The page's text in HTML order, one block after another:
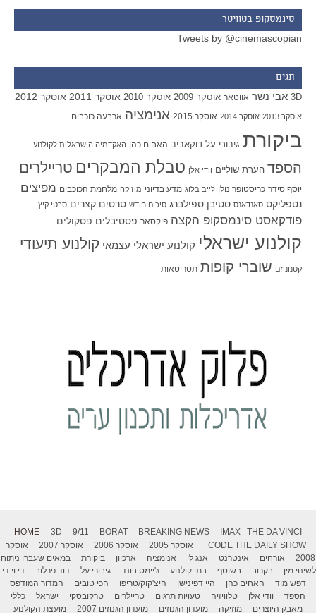
סינמסקופ בטוויטר
Tweets by @cinemascopian
תגים
3D אבי נשר אווטאר אוסקר 2009 אוסקר 2010 אוסקר 2011 אוסקר 2012
אוסקר 2013 אוסקר 2014 אוסקר 2015 אנימציה ארבעה כוכבים
ביקורת גיבורי על דוקאביב האחים כהן האקדמיה הישראלית לקולנוע
הספד הערת שוליים וודי אלן טבלת המבקרים טריילרים
יוסף סידר כריסטופר נולן לייב בלוג מדע בדיוני מוזיקה מלחמת הכוכבים מפיצים
נטפליקס סאנדאנס סטיבן ספילברג סיכום חודש סרטים קצרים סרטי קיץ
פודקאסט סינמסקופ הקצה פיקסאר פסטיבלים פסקולים
קולנוע ישראלי קולנוע ישראלי עצמאי קולנוע תיעודי
קטנוניזם שוברי קופות תסריטאות
HOME 3D 9/11 BORAT BREAKING NEWS IMAX
THE DA VINCI
CODE THE DAILY SHOW אוסקר 2005 אוסקר 2006 אוסקר 2007
אוסקר
2008
אורחים אינטרנט אנג לי אנימציה ארכיון ביקורת
במאים שעברו ניתוח
לשינוי מין
בקרוב בשוטף בתי קולנוע ג'יימס בונד גיבורי על דוד פרלוב
די.וי.די
דפש מוד
האחים כהן היי דפינישן היצ'קוק/טריפו הכי טובים
המדור המודפס
הספד
וודי אלן טלוויזיה טעויות תרגום טריילרים טרקובסקי ישראל
כללי
מאבק היוצרים
מוזיקה מועדון הגנוזים מועדון הגנוזים 2007 מועצת הקולנוע